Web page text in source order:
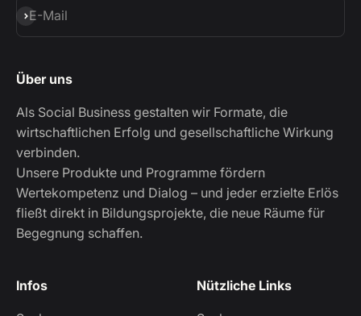
E-Mail
Abonnieren
Über uns
Als Social Business gestalten wir Formate, die
wirtschaftlichen Erfolg und gesellschaftliche Wirkung
verbinden.
Unsere Produkte und Programme fördern
Wertekompetenz und Dialog – und jeder erzielte Erlös
fließt direkt in Bildungsprojekte, die neue Räume für
Begegnung schaffen.
Infos Nützliche Links